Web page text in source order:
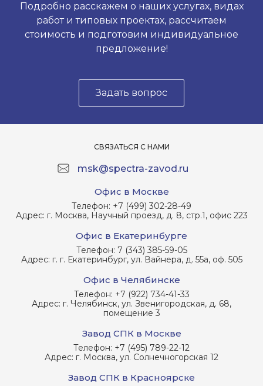
Подробно расскажем о наших услугах, видах
работ и типовых проектах, рассчитаем
стоимость и подготовим индивидуальное
предложение!
Задать вопрос
СВЯЗАТЬСЯ С НАМИ
msk@spectra-zavod.ru
Офис в Москве
Телефон: +7 (499) 302-28-49
Адрес: г. Москва, Научный проезд, д. 8, стр.1, офис 223
Офис в Екатеринбурге
Телефон: 7 (343) 385-59-05
Адрес: г. г. Екатеринбург, ул. Вайнера, д. 55а, оф. 505
Офис в Челябинске
Телефон: +7 (922) 734-41-33
Адрес: г. Челябинск, ул. Звенигородская, д. 68,
помещение 3
Завод СПК в Москве
Телефон: +7 (495) 789-22-12
Адрес: г. Москва, ул. Солнечногорская 12
Завод СПК в Красноярске